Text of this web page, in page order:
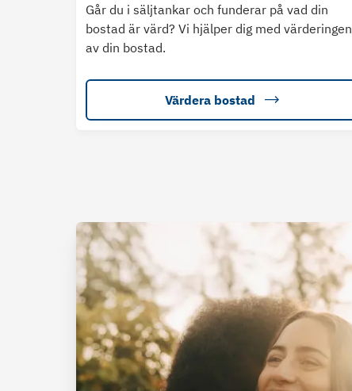
Går du i säljtankar och funderar på vad din
bostad är värd? Vi hjälper dig med värderingen
av din bostad.
Värdera bostad